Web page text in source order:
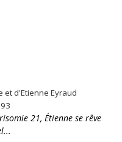
et d'Etienne Eyraud
21, Étienne se rêve